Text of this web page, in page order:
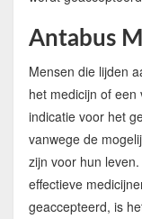
Antabus
Mensen die lijden
het medicijn of
indicatie voor het
vanwege de
zijn voor hun
effectieve
geaccepteerd, is